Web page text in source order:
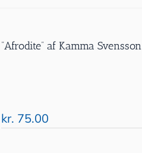
”Afrodite” af Kamma Svensson
kr. 75.00